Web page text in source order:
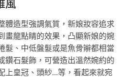
風
體造型強調氣質，新娘妝容追求
畫龍點睛的效果，凸顯新娘的婉
髮、中低盤髮或是魚骨辮都相當
鑽石髮飾，可營造出溫然婉約的
上皇冠、頭紗...等，看起來就宛